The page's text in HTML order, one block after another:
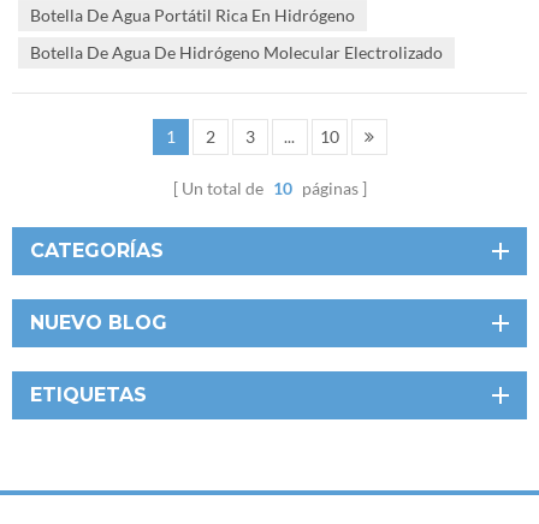
infusión de ...
Botella De Agua Portátil Rica En Hidrógeno
Botella De Agua De Hidrógeno Molecular Electrolizado
1 2 3 ... 10
Un total de 10 páginas
CATEGORÍAS
NUEVO BLOG
ETIQUETAS